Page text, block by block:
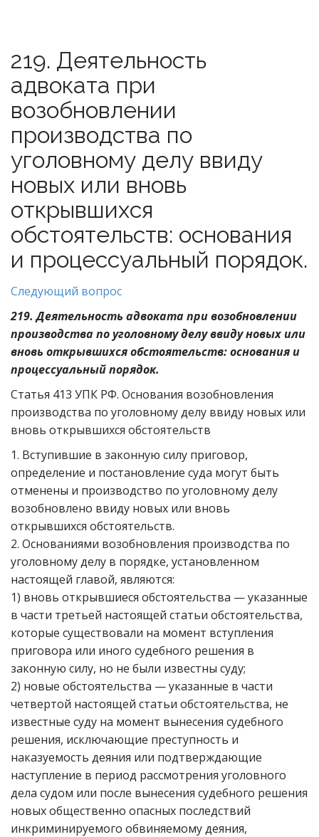
219. Деятельность
адвоката при
возобновлении
производства по
уголовному делу ввиду
новых или вновь
открывшихся
обстоятельств: основания
и процессуальный порядок.
Следующий вопрос
219. Деятельность адвоката при возобновлении
производства по уголовному делу ввиду новых или
вновь открывшихся обстоятельств: основания и
процессуальный порядок.
Статья 413 УПК РФ. Основания возобновления
производства по уголовному делу ввиду новых или
вновь открывшихся обстоятельств
1. Вступившие в законную силу приговор,
определение и постановление суда могут быть
отменены и производство по уголовному делу
возобновлено ввиду новых или вновь
открывшихся обстоятельств.
2. Основаниями возобновления производства по
уголовному делу в порядке, установленном
настоящей главой, являются:
1) вновь открывшиеся обстоятельства — указанные
в части третьей настоящей статьи обстоятельства,
которые существовали на момент вступления
приговора или иного судебного решения в
законную силу, но не были известны суду;
2) новые обстоятельства — указанные в части
четвертой настоящей статьи обстоятельства, не
известные суду на момент вынесения судебного
решения, исключающие преступность и
наказуемость деяния или подтверждающие
наступление в период рассмотрения уголовного
дела судом или после вынесения судебного решения
новых общественно опасных последствий
инкриминируемого обвиняемому деяния,